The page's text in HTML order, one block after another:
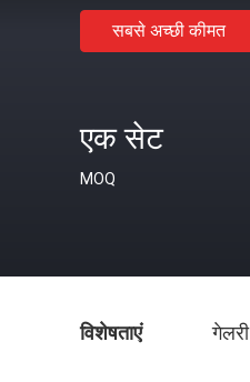
सबसे अच्छी कीमत
एक सेट
MOQ
विशेषताएं गेलरी